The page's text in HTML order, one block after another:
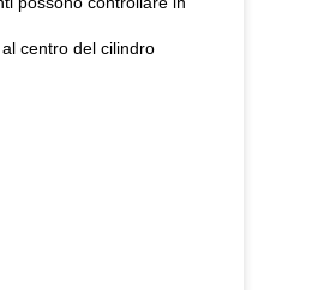
centro del cilindro